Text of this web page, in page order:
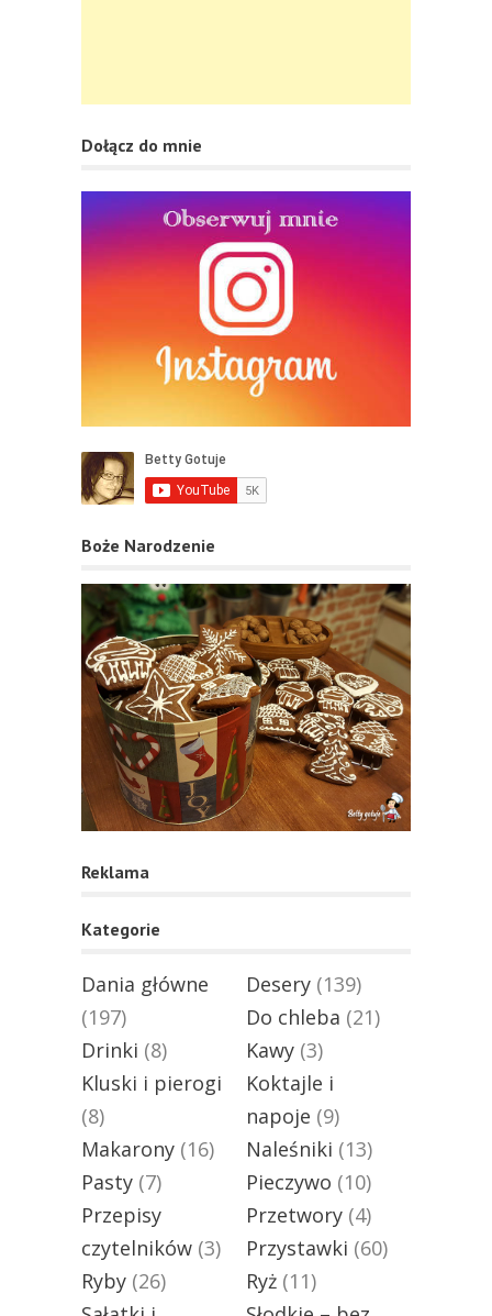
Dołącz do mnie
Boże Narodzenie
Reklama
Kategorie
Dania główne
(197)
Desery (139)
Do chleba (21)
Drinki (8) Kawy (3)
Kluski i pierogi
(8)
Koktajle i
napoje (9)
Makarony (16) Naleśniki (13)
Pasty (7) Pieczywo (10)
Przepisy
czytelników (3)
Przetwory (4)
Przystawki (60)
Ryby (26) Ryż (11)